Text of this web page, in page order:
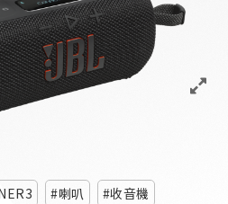
家用音
喇叭 收音機